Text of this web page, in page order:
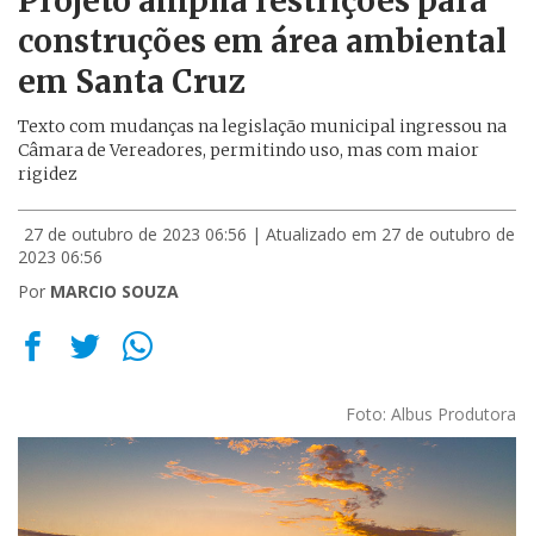
construções em área ambiental
em Santa Cruz
Texto com mudanças na legislação municipal ingressou na
Câmara de Vereadores, permitindo uso, mas com maior
rigidez
27 de outubro de 2023 06:56 | Atualizado em 27 de outubro de
2023 06:56
Por MARCIO SOUZA
Foto: Albus Produtora